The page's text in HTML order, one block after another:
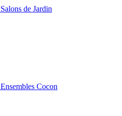
Salons de Jardin
Ensembles Cocon